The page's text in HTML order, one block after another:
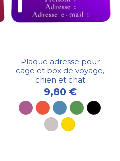
Plaque adresse pour
cage et box de voyage,
chien et chat
9,80 €